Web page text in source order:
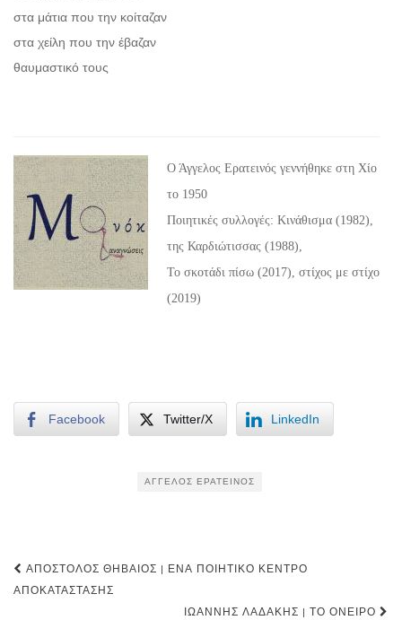
στα μάτια που την κοίταζαν
στα χείλη που την έβαζαν
θαυμαστικό τους
Ο Άγγελος Ερατεινός γεννήθηκε στη Χίο
το 1950
Ποιητικές συλλογές: Κινάθισμα (1982),
της Καρδιώτισσας (1988),
Το σκοτάδι πίσω (2017), στίχος με στίχο
(2019)
Facebook Twitter/X LinkedIn
ΆΓΓΕΛΟΣ ΕΡΑΤΕΙΝΌΣ
Post
navigation
ΑΠΌΣΤΟΛΟΣ ΘΗΒΑΊΟΣ | ΈΝΑ ΠΟΙΗΤΙΚΌ ΚΈΝΤΡΟ
ΑΠΟΚΑΤΆΣΤΑΣΗΣ
ΙΩΆΝΝΗΣ ΛΑΔΆΚΗΣ | ΤΟ ΌΝΕΙΡΟ